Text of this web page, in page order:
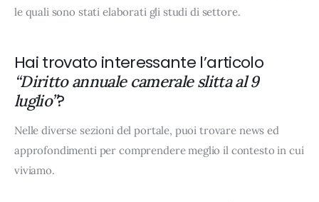
le quali sono stati elaborati gli studi di settore.
Hai trovato interessante l’articolo
“Diritto annuale camerale slitta al 9
luglio”?
Nelle diverse sezioni del portale, puoi trovare news ed
approfondimenti per comprendere meglio il contesto in cui
viviamo.